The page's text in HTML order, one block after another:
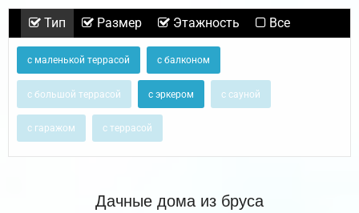
Тип Размер Этажность Все
с маленькой террасой с балконом
с большой террасой с эркером с сауной
с гаражом с террасой
Дачные дома из бруса